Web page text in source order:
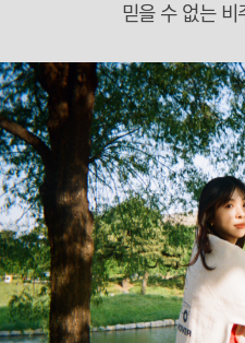
믿을 수 없는